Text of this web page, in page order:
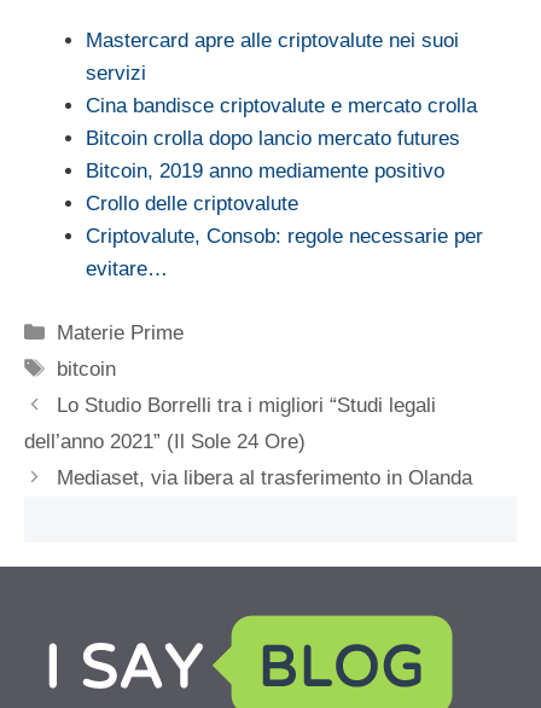
Mastercard apre alle criptovalute nei suoi
servizi
Cina bandisce criptovalute e mercato crolla
Bitcoin crolla dopo lancio mercato futures
Bitcoin, 2019 anno mediamente positivo
Crollo delle criptovalute
Criptovalute, Consob: regole necessarie per
evitare…
Categorie
Materie Prime
Tag
bitcoin
Lo Studio Borrelli tra i migliori “Studi legali
dell’anno 2021” (Il Sole 24 Ore)
Mediaset, via libera al trasferimento in Olanda